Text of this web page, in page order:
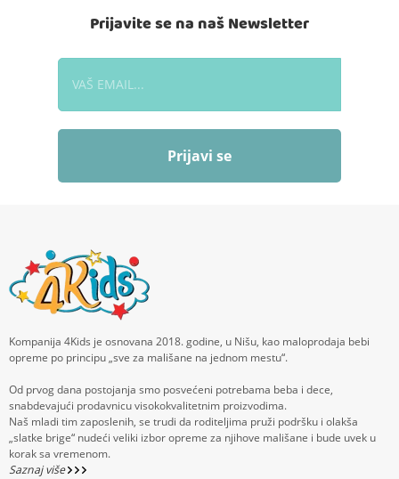
Prijavite se na naš Newsletter
Prijavi se
Kompanija 4Kids je osnovana 2018. godine, u Nišu, kao maloprodaja bebi
opreme po principu „sve za mališane na jednom mestu“.
Od prvog dana postojanja smo posvećeni potrebama beba i dece,
snabdevajući prodavnicu visokokvalitetnim proizvodima.
Naš mladi tim zaposlenih, se trudi da roditeljima pruži podršku i olakša
„slatke brige“ nudeći veliki izbor opreme za njihove mališane i bude uvek u
korak sa vremenom.
Saznaj više